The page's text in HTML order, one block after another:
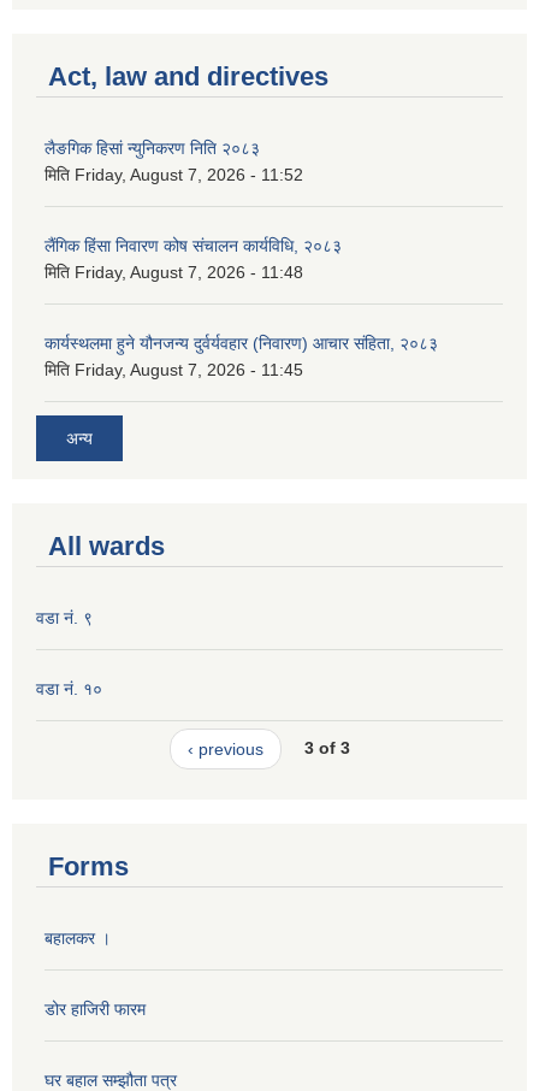
Act, law and directives
लैङगिक हिसां न्युनिकरण निति २०८३
मिति Friday, August 7, 2026 - 11:52
लैंगिक हिंसा निवारण कोष संचालन कार्यविधि, २०८३
मिति Friday, August 7, 2026 - 11:48
कार्यस्थलमा हुने यौनजन्य दुर्वर्यवहार (निवारण) आचार संहिता, २०८३
मिति Friday, August 7, 2026 - 11:45
अन्य
All wards
वडा नं. ९
वडा नं. १०
‹ previous 3 of 3
Forms
बहालकर ।
डोर हाजिरी फारम
घर बहाल सम्झौता पत्र